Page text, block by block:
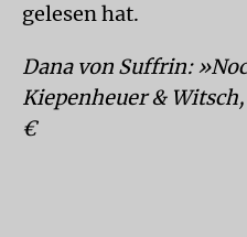
gelesen hat.
Dana von Suffrin:
Kiepenheuer &
€